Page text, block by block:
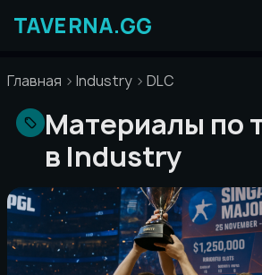
содержимому
Главная Industry DLC
Материалы по
в Industry